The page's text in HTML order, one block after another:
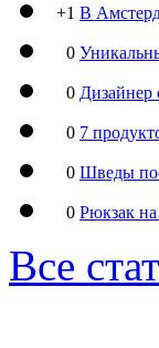
+1 В
0
0 Дизайнер
0 7
0 Шведы
0 Рюкзак на
Все